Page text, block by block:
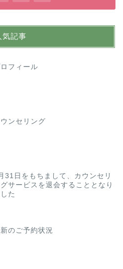
気記事
フィール
ンセリング
31日をもちまして、カウンセリ
グサービスを退会することとなり
た
のご予約状況